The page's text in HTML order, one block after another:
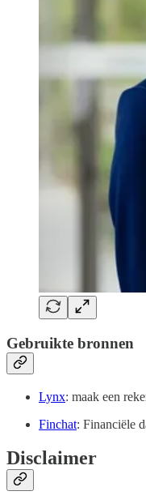
Gebruikte bronnen
Lynx: maak een
Finchat: Financiële
Disclaimer